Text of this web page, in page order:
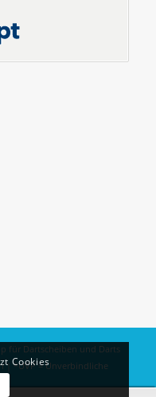
für Dartscheiben und Darts
| *UVP = Unverbindliche
Cookies